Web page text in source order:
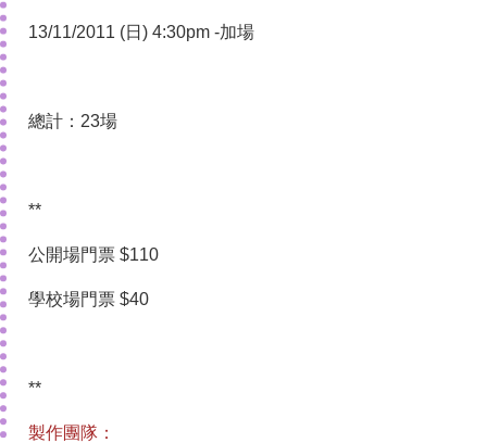
13/11/2011 (日) 4:30pm -加場
總計：23場
**
公開場門票 $110
學校場門票 $40
**
製作團隊：